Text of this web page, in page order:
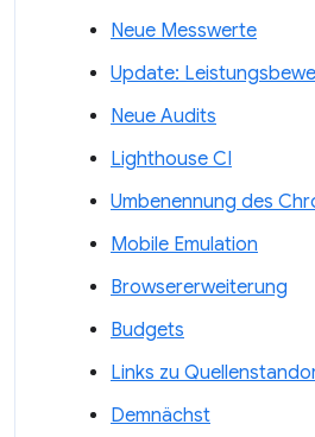
Neue Messwerte
Update:
Neue Audits
Lighthouse CI
Umbenennung des
Mobile Emulation
Browsererweiterung
Budgets
Links zu
Demnächst